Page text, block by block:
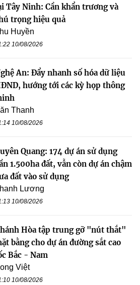
Tây Ninh: Cần khẩn trương và
trọng hiệu quả
Huyền
10/08/2026
An: Đẩy nhanh số hóa dữ liệu
hướng tới các kỳ họp thông
Thanh
10/08/2026
Quang: 174 dự án sử dụng
1.500ha đất, vẫn còn dự án chậm
đất vào sử dụng
Lương
10/08/2026
Hòa tập trung gỡ "nút thắt"
bằng cho dự án đường sắt cao
Bắc - Nam
Việt
10/08/2026